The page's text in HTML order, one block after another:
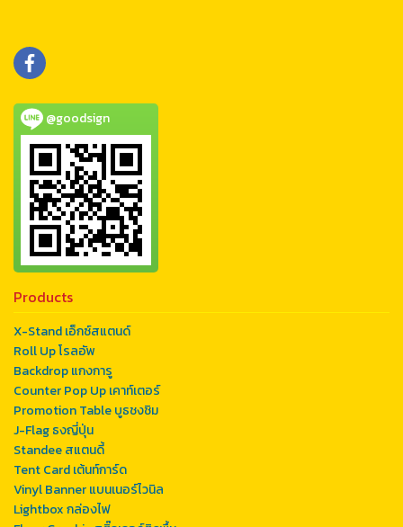
@goodsign
Products
X-Stand เอ็กซ์สแตนด์
Roll Up โรลอัพ
Backdrop แกงการู
Counter Pop Up เคาท์เตอร์
Promotion Table บูธชงชิม
J-Flag ธงญี่ปุ่น
Standee สแตนดี้
Tent Card เต้นท์การ์ด
Vinyl Banner แบนเนอร์ไวนิล
Lightbox กล่องไฟ